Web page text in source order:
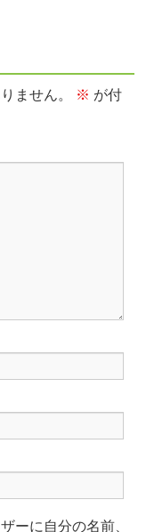
ません。 ※ が付
ーに自分の名前、